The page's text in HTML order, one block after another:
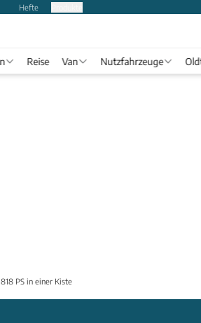
Hefte
Reise Van Nutzfahrzeuge
PS in einer Kiste